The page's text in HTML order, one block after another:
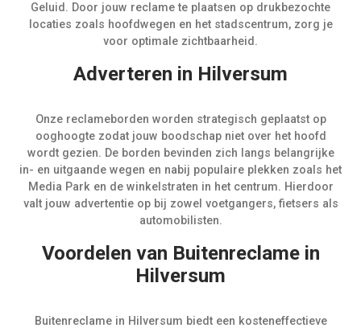
Geluid. Door jouw reclame te plaatsen op drukbezochte
locaties zoals hoofdwegen en het stadscentrum, zorg je
voor optimale zichtbaarheid.
Adverteren in Hilversum
Onze reclameborden worden strategisch geplaatst op
ooghoogte zodat jouw boodschap niet over het hoofd
wordt gezien. De borden bevinden zich langs belangrijke
in- en uitgaande wegen en nabij populaire plekken zoals het
Media Park en de winkelstraten in het centrum. Hierdoor
valt jouw advertentie op bij zowel voetgangers, fietsers als
automobilisten.
Voordelen van Buitenreclame in
Hilversum
Buitenreclame in Hilversum biedt een kosteneffectieve